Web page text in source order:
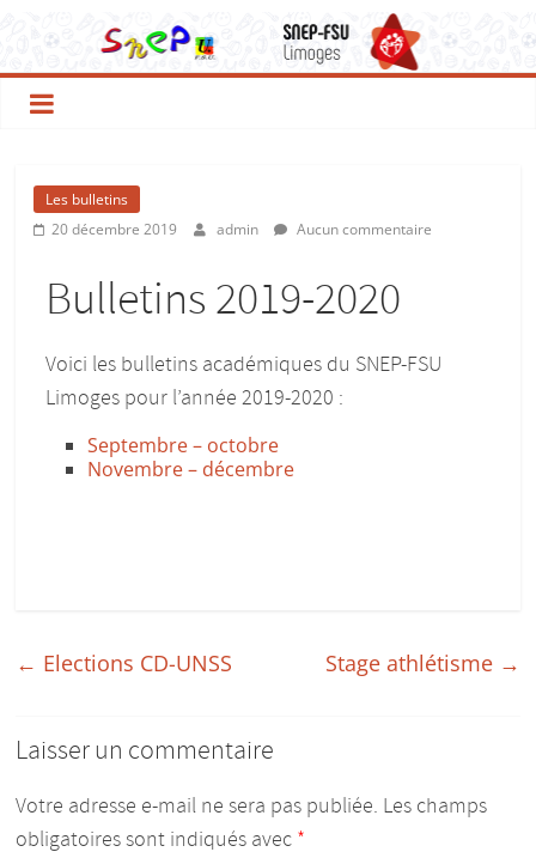
Les bulletins
20 décembre 2019
admin Aucun commentaire
Bulletins 2019-2020
Voici les bulletins académiques du SNEP-FSU
Limoges pour l’année 2019-2020 :
Septembre – octobre
Novembre – décembre
← Elections CD-UNSS Stage athlétisme →
Laisser un commentaire
Votre adresse e-mail ne sera pas publiée. Les champs
obligatoires sont indiqués avec *